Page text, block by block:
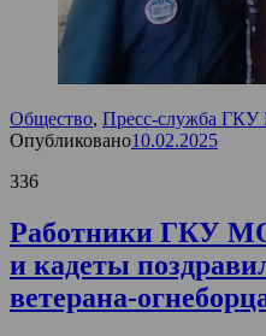
Общество, Пресс-служба
Опубликовано10.02.2025
336
Работники ГКУ
и кадеты
ветерана-